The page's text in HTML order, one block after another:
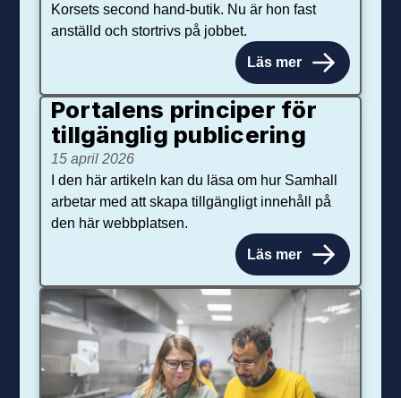
Korsets second hand-butik. Nu är hon fast
anställd och stortrivs på jobbet.
Läs mer
Portalens principer för
tillgänglig publicering
15 april 2026
I den här artikeln kan du läsa om hur Samhall
arbetar med att skapa tillgängligt innehåll på
den här webbplatsen.
Läs mer